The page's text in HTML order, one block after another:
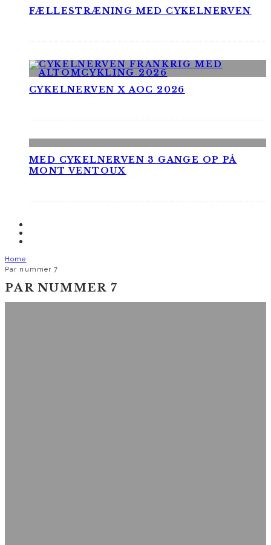
FÆLLESTRÆNING MED CYKELNERVEN
CYKELNERVEN X AOC 2026
MED CYKELNERVEN 3 GANGE OP PÅ
MONT VENTOUX
Home
Par nummer 7
PAR NUMMER 7